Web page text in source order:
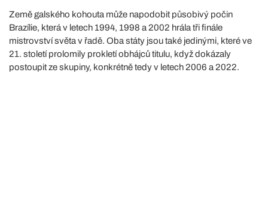
Země galského kohouta může napodobit působivý počin
Brazílie, která v letech 1994, 1998 a 2002 hrála tři finále
mistrovství světa v řadě. Oba státy jsou také jedinými, které ve
21. století prolomily prokletí obhájců titulu, když dokázaly
postoupit ze skupiny, konkrétně tedy v letech 2006 a 2022.